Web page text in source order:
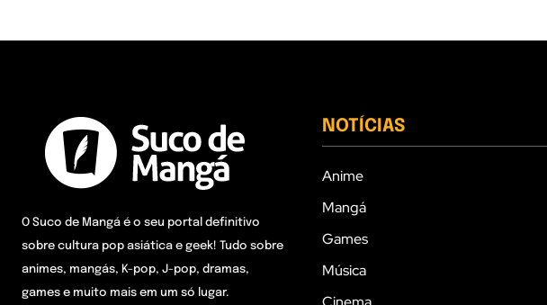
O Suco de Mangá é o seu portal definitivo
sobre cultura pop asiática e geek! Tudo sobre
animes, mangás, K-pop, J-pop, dramas,
games e muito mais em um só lugar.
NOTÍCIAS
Anime
Mangá
Games
Música